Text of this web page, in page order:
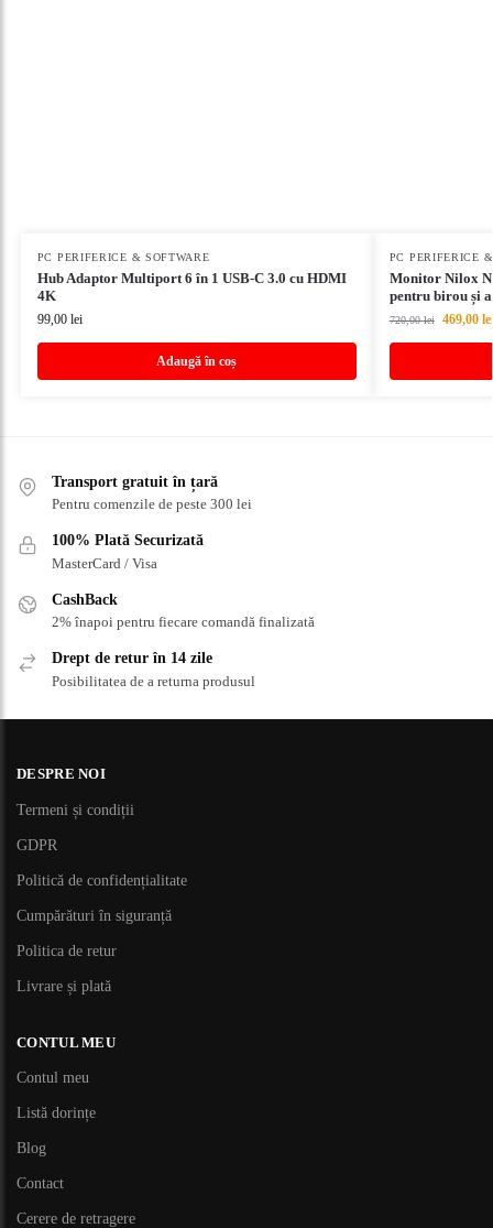
PC PERIFERICE & SOFTWARE
Hub Adaptor Multiport 6 în 1 USB-C 3.0 cu HDMI
4K
99,00 lei
Adaugă în coș
PC PERIFERICE
Monitor Nilox
pentru birou și
720,00lei 469,00 lei
Transport gratuit în țară
Pentru comenzile de peste 300 lei
100% Plată Securizată
MasterCard / Visa
CashBack
2% înapoi pentru fiecare comandă finalizată
Drept de retur în 14 zile
Posibilitatea de a returna produsul
DESPRE NOI
Termeni și condiții
GDPR
Politică de confidențialitate
Cumpărături în siguranță
Politica de retur
Livrare și plată
CONTUL MEU
Contul meu
Listă dorințe
Blog
Contact
Cerere de retragere